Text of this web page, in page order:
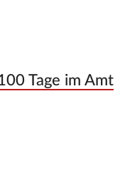
Tage im Amt